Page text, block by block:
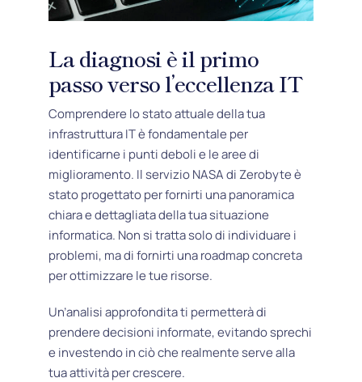
La diagnosi è il primo
passo verso l’eccellenza IT
Comprendere lo stato attuale della tua
infrastruttura IT è fondamentale per
identificarne i punti deboli e le aree di
miglioramento. Il servizio NASA di Zerobyte è
stato progettato per fornirti una panoramica
chiara e dettagliata della tua situazione
informatica. Non si tratta solo di individuare i
problemi, ma di fornirti una roadmap concreta
per ottimizzare le tue risorse.
Un’analisi approfondita ti permetterà di
prendere decisioni informate, evitando sprechi
e investendo in ciò che realmente serve alla
tua attività per crescere.